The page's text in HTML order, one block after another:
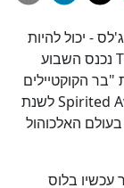
- יכול להיות
שמצאתם אותה. בר הקוקטיילים Thunderbolt נכנס השבוע
הקוקטיילים
הטוב בארצות הברית" במסגרת פרסי Spirited Awards לשנת
האלכוהול
עכשיו בלוס